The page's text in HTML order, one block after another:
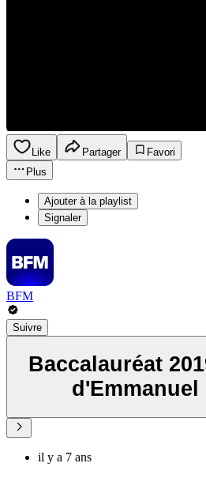
Like Partager
Favori
Plus
Ajouter à la playlist
Signaler
BFM
Suivre
Baccalauréat
d'Emmanuel
il y a 7 ans